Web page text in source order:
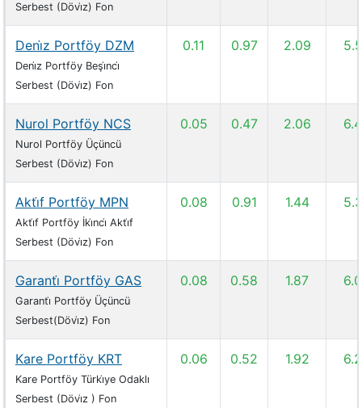
Serbest (Dövi̇z) Fon
Deni̇z Portföy DZM
Deni̇z Portföy Beşi̇nci̇
Serbest (Dövi̇z) Fon
0.11 0.97 2.09
Nurol Portföy NCS
Nurol Portföy Üçüncü
Serbest (Dövi̇z) Fon
0.05 0.47 2.06
Akti̇f Portföy MPN
Akti̇f Portföy İki̇nci̇ Akti̇f
Serbest (Dövi̇z) Fon
0.08 0.91 1.44
Garanti̇ Portföy GAS
Garanti̇ Portföy Üçüncü
Serbest(Dövi̇z) Fon
0.08 0.58 1.87
Kare Portföy KRT
Kare Portföy Türki̇ye Odaklı
Serbest (Dövi̇z ) Fon
0.06 0.52 1.92